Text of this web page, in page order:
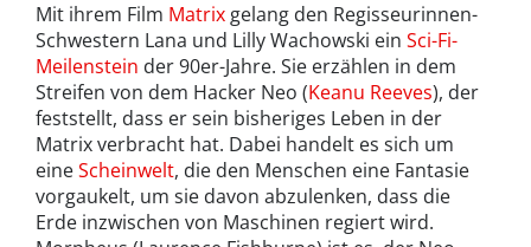
Mit ihrem Film Matrix gelang den Regisseurinnen-
Schwestern Lana und Lilly Wachowski ein Sci-Fi-
Meilenstein der 90er-Jahre. Sie erzählen in dem
Streifen von dem Hacker Neo (Keanu Reeves), der
feststellt, dass er sein bisheriges Leben in der
Matrix verbracht hat. Dabei handelt es sich um
eineScheinwelt, die den Menschen eine Fantasie
vorgaukelt, um sie davon abzulenken, dass die
Erde inzwischen von Maschinen regiert wird.